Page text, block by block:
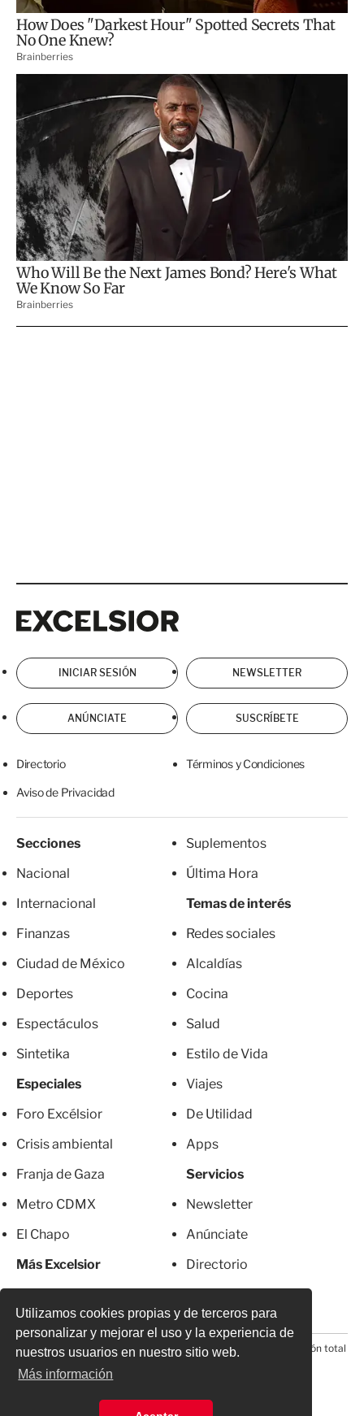
Utilizamos cookies propias y de terceros para
personalizar y mejorar el uso y la experiencia de
nuestros usuarios en nuestro sitio web.
Más información
INICIAR SESIÓN NEWSLETTER
ANÚNCIATE SUSCRÍBETE
Directorio Términos y Condiciones
Aviso de Privacidad
Secciones
Nacional
Internacional
Finanzas
Ciudad de México
Deportes
Espectáculos
Sintetika
Especiales
Foro Excélsior
Crisis ambiental
Franja de Gaza
Metro CDMX
El Chapo
Más Excelsior
Suplementos
Última Hora
Temas de interés
Redes sociales
Alcaldías
Cocina
Salud
Estilo de Vida
Viajes
De Utilidad
Apps
Servicios
Newsletter
Anúnciate
Directorio
© 2026 Todos los derechos reservados. Prohibida la reproducción total
o parcial, incluyendo cualquier medio electrónico*